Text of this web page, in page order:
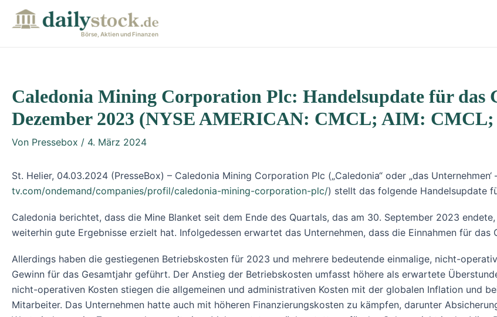
Inhalt
Börse, Aktien und Finanzen
Caledonia Mining Corporation Plc: Handelsupdate für das
Dezember 2023 (NYSE AMERICAN: CMCL; AIM:
Von Pressebox / 4. März 2024
St. Helier, 04.03.2024 (PresseBox) – Caledonia Mining Corporation Plc („Caledonia“ oder „das Unternehmen‘
tv.com/ondemand/companies/profil/caledonia-mining-corporation-plc/) stellt das folgende Handelsupdate
Caledonia berichtet, dass die Mine Blanket seit dem Ende des Quartals, das am 30. September 2023
weiterhin gute Ergebnisse erzielt hat. Infolgedessen erwartet das Unternehmen, dass die Einnahmen für
Allerdings haben die gestiegenen Betriebskosten für 2023 und mehrere bedeutende einmalige, nicht-
Gewinn für das Gesamtjahr geführt. Der Anstieg der Betriebskosten umfasst höhere als erwartete
nicht-operativen Kosten stiegen die allgemeinen und administrativen Kosten mit der globalen Inflation und
Mitarbeiter. Das Unternehmen hatte auch mit höheren Finanzierungskosten zu kämpfen, darunter
navigation